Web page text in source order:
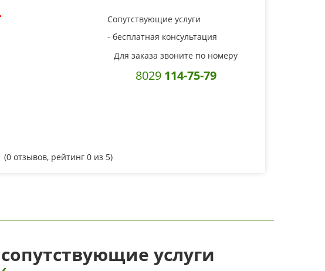
Сопутствующие услуги
- бесплатная консультация
Для заказа звоните по номеру
8029 114-75-79
(0 отзывов, рейтинг 0 из 5)
услуги